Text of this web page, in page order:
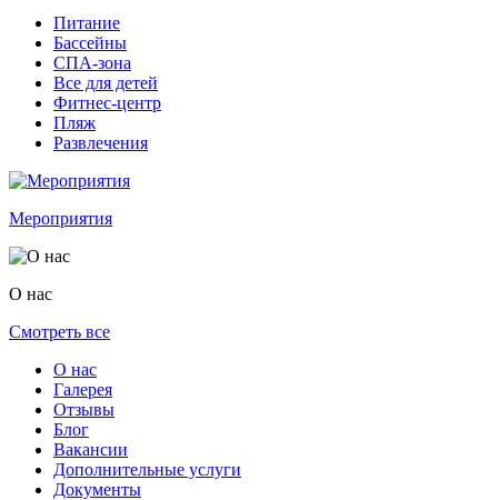
Питание
Бассейны
СПА-зона
Все для детей
Фитнес-центр
Пляж
Развлечения
Мероприятия
О нас
Смотреть все
О нас
Галерея
Отзывы
Блог
Вакансии
Дополнительные услуги
Документы